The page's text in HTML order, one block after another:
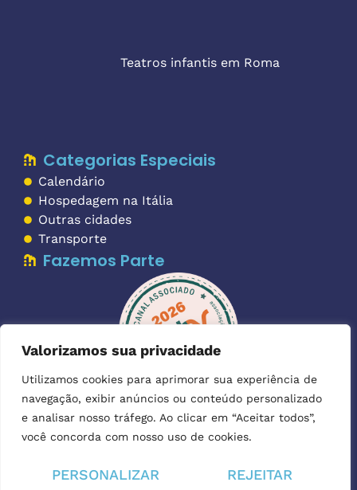
Valorizamos sua privacidade
Utilizamos cookies para aprimorar sua experiência de
navegação, exibir anúncios ou conteúdo personalizado
e analisar nosso tráfego. Ao clicar em “Aceitar todos”,
você concorda com nosso uso de cookies.
PERSONALIZAR REJEITAR
Teatros infantis em Roma
Categorias Especiais
Calendário
Hospedagem na Itália
Outras cidades
Transporte
Fazemos Parte
Imagens:as imagens utilizadas para ilustrar os textos foram
gentilmente cedidas pelaDepositphotos.